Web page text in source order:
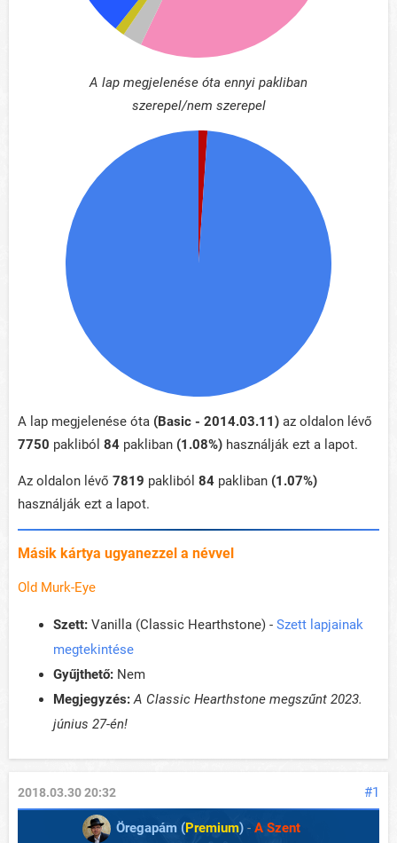
A lap megjelenése óta ennyi pakliban
szerepel/nem szerepel
A lap megjelenése óta (Basic - 2014.03.11) az oldalon lévő
7750 pakliból 84 pakliban (1.08%) használják ezt a lapot.
Az oldalon lévő 7819 pakliból 84 pakliban (1.07%)
használják ezt a lapot.
Másik kártya ugyanezzel a névvel
Old Murk-Eye
Szett: Vanilla (Classic Hearthstone) - Szett lapjainak
megtekintése
Gyűjthető: Nem
Megjegyzés: A Classic Hearthstone megszűnt 2023.
június 27-én!
#1
2018.03.30 20:32
Öregapám (Premium)- A Szent